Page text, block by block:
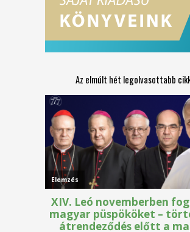
Az elmúlt hét legolvasottabb